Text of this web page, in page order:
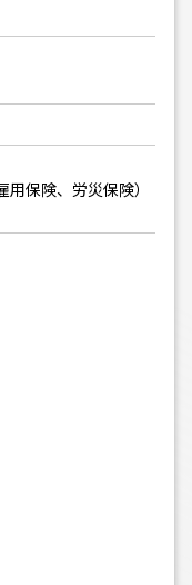
保険、労災保険）